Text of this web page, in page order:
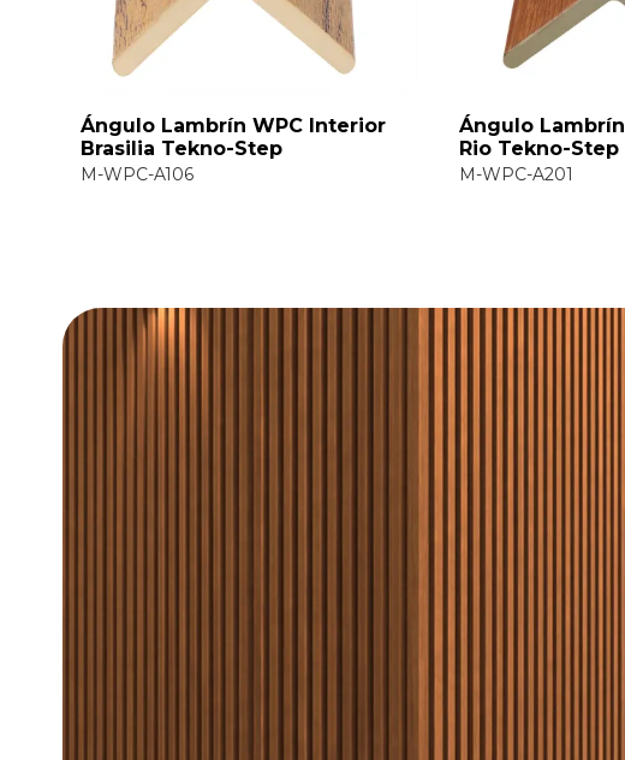
Lambrín WPC Interior
Tekno-Step
Ángulo Lambrín WPC Interior
Rio Tekno-Step